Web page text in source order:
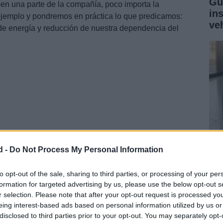
- Do Not Process My Personal Information
opt-out of the sale, sharing to third parties, or processing of your
for targeted advertising by us, please use the below opt-out
selection. Please note that after your opt-out request is processed
interest-based ads based on personal information utilized by us
to third parties prior to your opt-out. You may separately
una parte de la compañía, poco importa la
y pondremos en práctica lo que predicamos:
energía y reducción de nuestra dependencia del
in que salgan de las líneas demontajeamericanas
de los EstadosUnidos-Traducción